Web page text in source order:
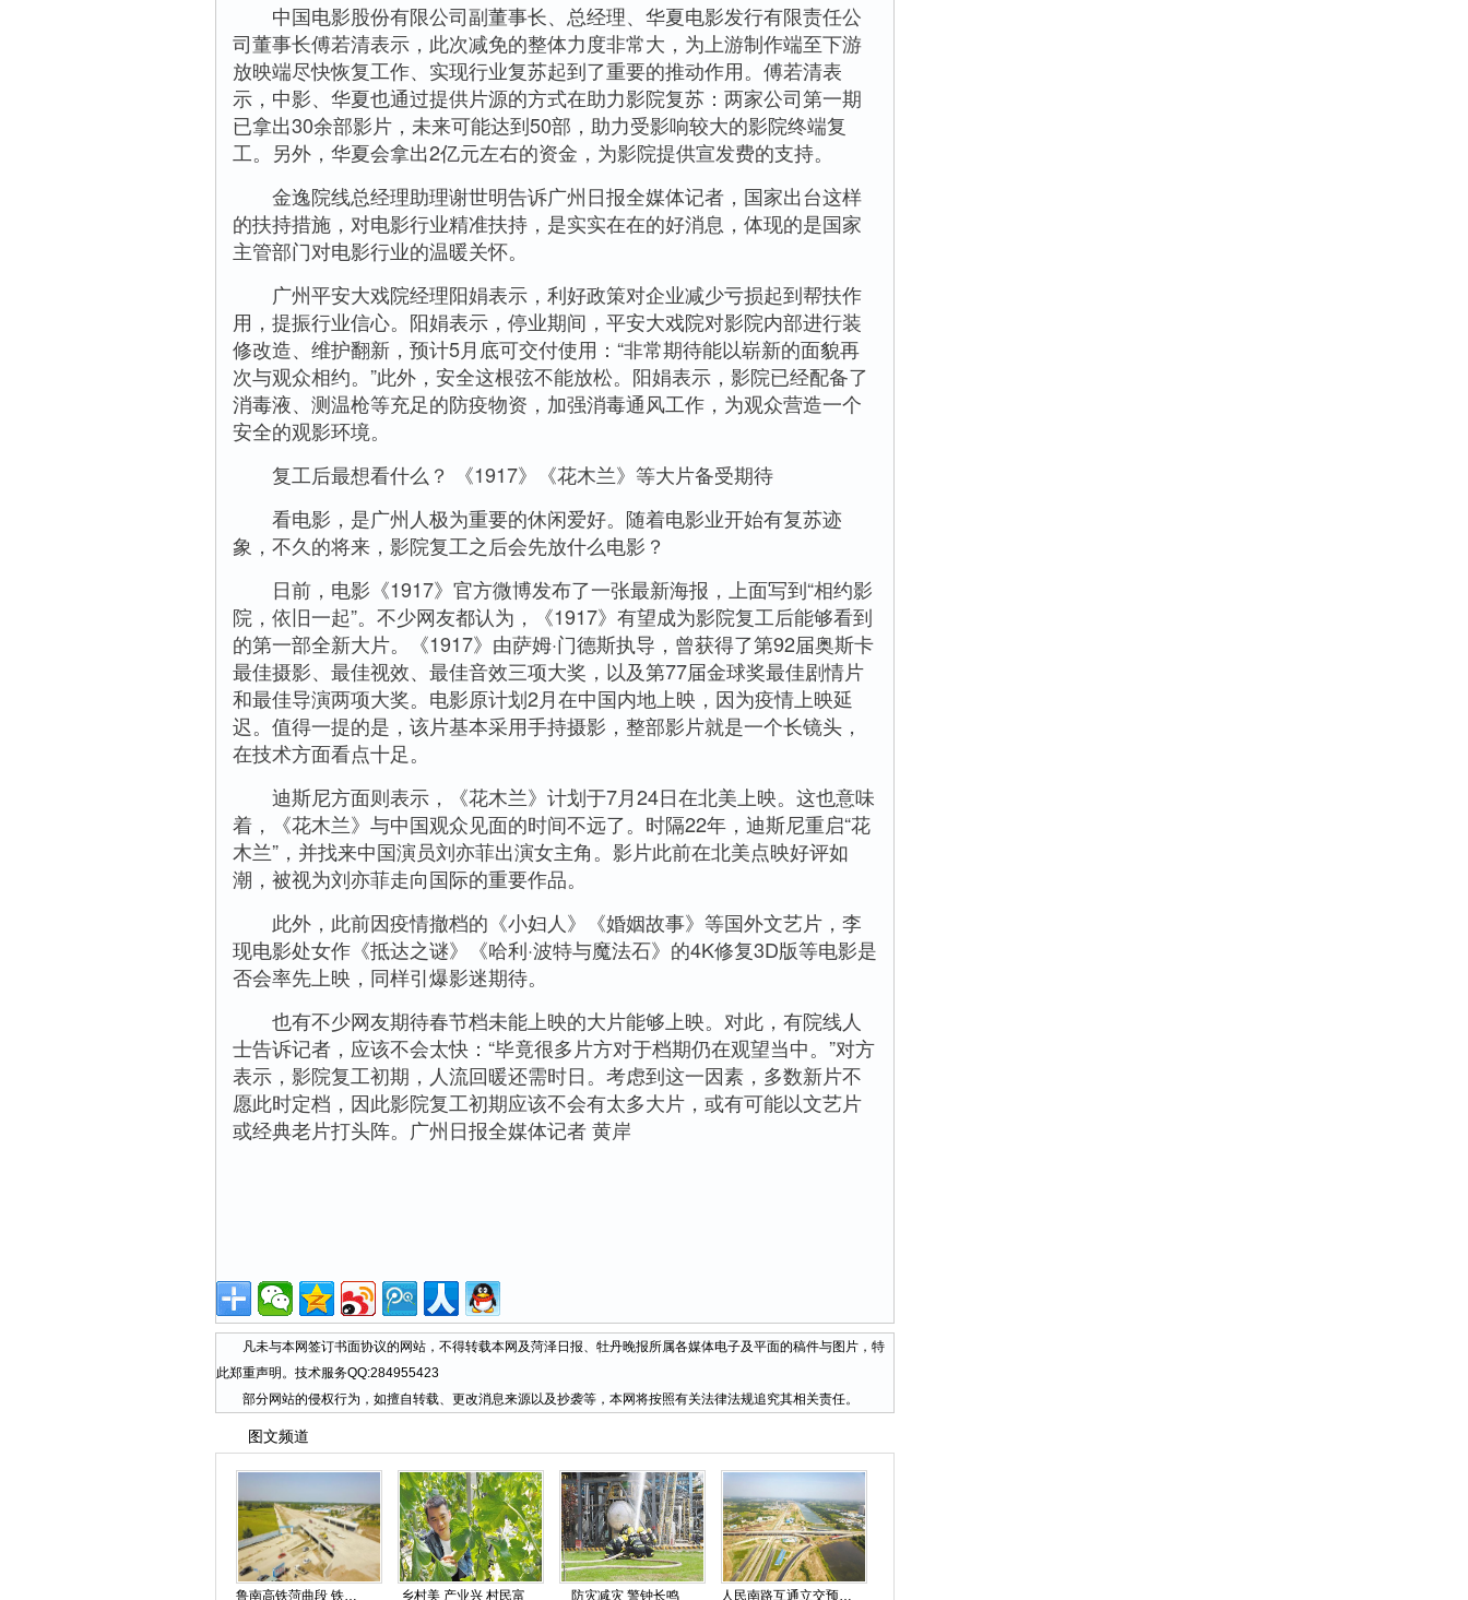
中国电影股份有限公司副董事长、总经理、华夏电影发行有限责任公
司董事长傅若清表示，此次减免的整体力度非常大，为上游制作端至下游
放映端尽快恢复工作、实现行业复苏起到了重要的推动作用。傅若清表
示，中影、华夏也通过提供片源的方式在助力影院复苏：两家公司第一期
已拿出30余部影片，未来可能达到50部，助力受影响较大的影院终端复
工。另外，华夏会拿出2亿元左右的资金，为影院提供宣发费的支持。
金逸院线总经理助理谢世明告诉广州日报全媒体记者，国家出台这样
的扶持措施，对电影行业精准扶持，是实实在在的好消息，体现的是国家
主管部门对电影行业的温暖关怀。
广州平安大戏院经理阳娟表示，利好政策对企业减少亏损起到帮扶作
用，提振行业信心。阳娟表示，停业期间，平安大戏院对影院内部进行装
修改造、维护翻新，预计5月底可交付使用：“非常期待能以崭新的面貌再
次与观众相约。”此外，安全这根弦不能放松。阳娟表示，影院已经配备了
消毒液、测温枪等充足的防疫物资，加强消毒通风工作，为观众营造一个
安全的观影环境。
复工后最想看什么？ 《1917》《花木兰》等大片备受期待
看电影，是广州人极为重要的休闲爱好。随着电影业开始有复苏迹
象，不久的将来，影院复工之后会先放什么电影？
日前，电影《1917》官方微博发布了一张最新海报，上面写到“相约影
院，依旧一起”。不少网友都认为，《1917》有望成为影院复工后能够看到
的第一部全新大片。《1917》由萨姆·门德斯执导，曾获得了第92届奥斯卡
最佳摄影、最佳视效、最佳音效三项大奖，以及第77届金球奖最佳剧情片
和最佳导演两项大奖。电影原计划2月在中国内地上映，因为疫情上映延
迟。值得一提的是，该片基本采用手持摄影，整部影片就是一个长镜头，
在技术方面看点十足。
迪斯尼方面则表示，《花木兰》计划于7月24日在北美上映。这也意味
着，《花木兰》与中国观众见面的时间不远了。时隔22年，迪斯尼重启“花
木兰”，并找来中国演员刘亦菲出演女主角。影片此前在北美点映好评如
潮，被视为刘亦菲走向国际的重要作品。
此外，此前因疫情撤档的《小妇人》《婚姻故事》等国外文艺片，李
现电影处女作《抵达之谜》《哈利·波特与魔法石》的4K修复3D版等电影是
否会率先上映，同样引爆影迷期待。
也有不少网友期待春节档未能上映的大片能够上映。对此，有院线人
士告诉记者，应该不会太快：“毕竟很多片方对于档期仍在观望当中。”对方
表示，影院复工初期，人流回暖还需时日。考虑到这一因素，多数新片不
愿此时定档，因此影院复工初期应该不会有太多大片，或有可能以文艺片
或经典老片打头阵。广州日报全媒体记者 黄岸
凡未与本网签订书面协议的网站，不得转载本网及菏泽日报、牡丹晚报所属各媒体电子及平面的稿件与图片，特
此郑重声明。技术服务QQ:284955423
部分网站的侵权行为，如擅自转载、更改消息来源以及抄袭等，本网将按照有关法律法规追究其相关责任。
图文频道
鲁南高铁菏曲段 铁路桥涵施工完毕 乡村美 产业兴 村民富 防灾减灾 警钟长鸣 人民南路互通立交预计六月底双向通车